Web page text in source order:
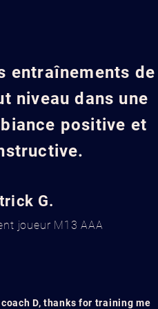
G.
joueur M13 AAA
entraînements de
niveau dans une
positive et
D, thanks for training me